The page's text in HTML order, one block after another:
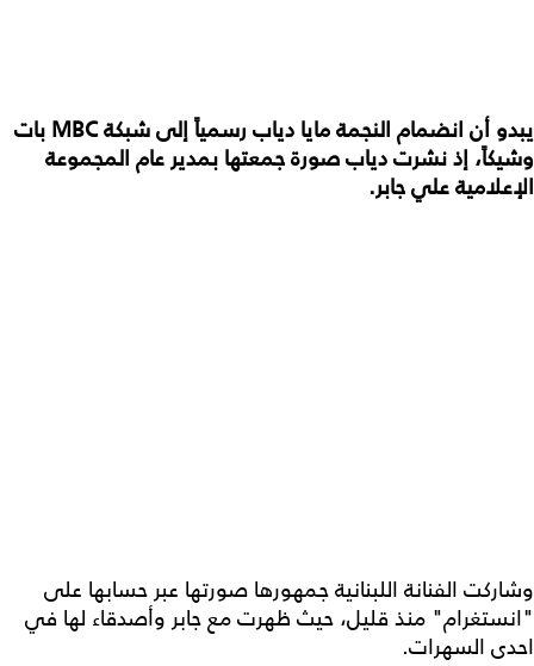
يبدو أن انضمام النجمة مايا دياب رسمياً إلى شبكة MBC بات
وشيكاً، إذ نشرت دياب صورة جمعتها بمدير عام المجموعة
الإعلامية علي جابر.
وشاركت الفنانة اللبنانية جمهورها صورتها عبر حسابها على
"انستغرام" منذ قليل، حيث ظهرت مع جابر وأصدقاء لها في
احدى السهرات.